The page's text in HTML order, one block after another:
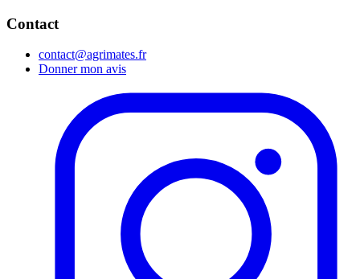
Contact
contact@agrimates.fr
Donner mon avis